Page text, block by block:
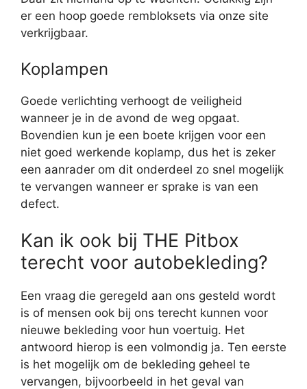
er een hoop goede rembloksets via onze site
verkrijgbaar.
Koplampen
Goede verlichting verhoogt de veiligheid
wanneer je in de avond de weg opgaat.
Bovendien kun je een boete krijgen voor een
niet goed werkende koplamp, dus het is zeker
een aanrader om dit onderdeel zo snel mogelijk
te vervangen wanneer er sprake is van een
defect.
Kan ik ook bij THE Pitbox
terecht voor autobekleding?
Een vraag die geregeld aan ons gesteld wordt
is of mensen ook bij ons terecht kunnen voor
nieuwe bekleding voor hun voertuig. Het
antwoord hierop is een volmondig ja. Ten eerste
is het mogelijk om de bekleding geheel te
vervangen, bijvoorbeeld in het geval van